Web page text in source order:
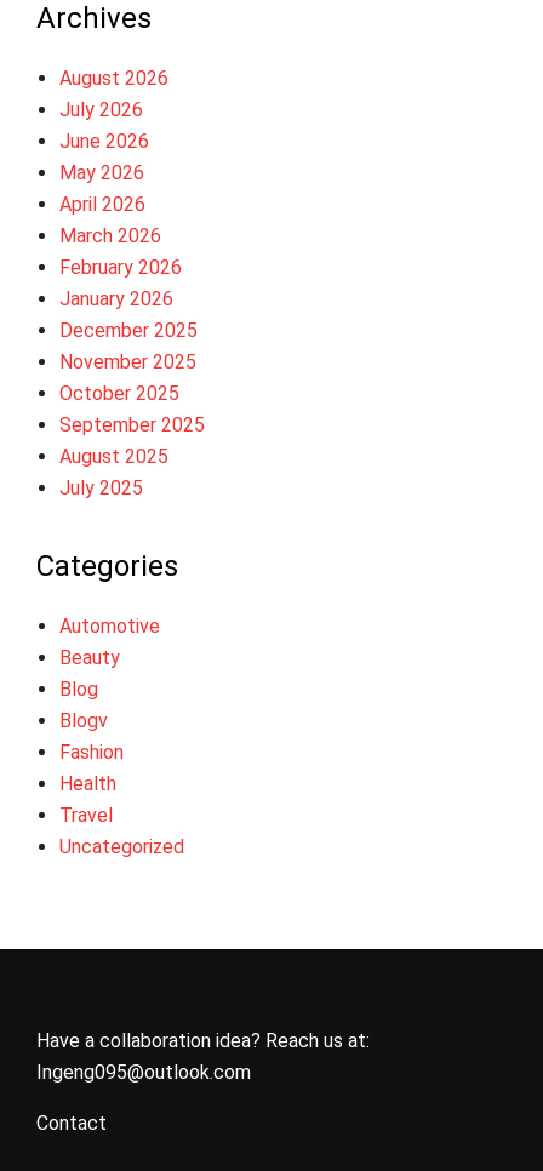
Archives
August 2026
July 2026
June 2026
May 2026
April 2026
March 2026
February 2026
January 2026
December 2025
November 2025
October 2025
September 2025
August 2025
July 2025
Categories
Automotive
Beauty
Blog
Blogv
Fashion
Health
Travel
Uncategorized
Have a collaboration idea? Reach us at:
Ingeng095@outlook.com
Contact